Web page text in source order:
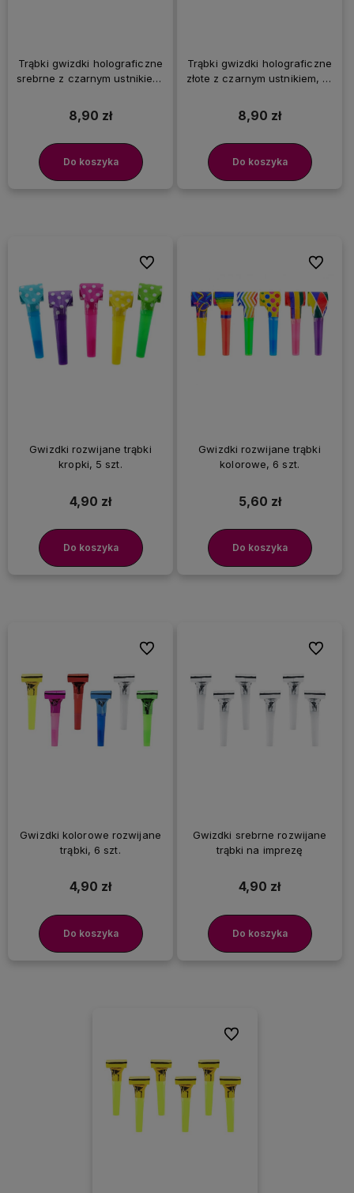
Trąbki gwizdki holograficzne
srebrne z czarnym ustnikiem,
8,90 zł
Do koszyka
Trąbki gwizdki holograficzne
złote z czarnym ustnikiem, 10
8,90 zł
Do koszyka
Gwizdki rozwijane trąbki
kropki, 5 szt.
4,90 zł
Do koszyka
Do ulubionych
Gwizdki rozwijane trąbki
kolorowe, 6 szt.
5,60 zł
Do koszyka
Do
Gwizdki kolorowe rozwijane
trąbki, 6 szt.
4,90 zł
Do koszyka
Do ulubionych
Gwizdki srebrne rozwijane
trąbki na imprezę
4,90 zł
Do koszyka
Do
Do ulubionych